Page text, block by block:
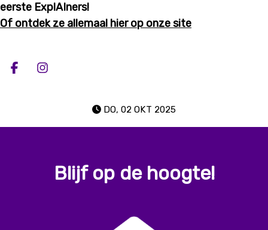
eerste ExplAIners!
Of ontdek ze allemaal hier op onze site
Deel op facebook
Deel op Instagram
DO, 02 OKT 2025
Blijf op de hoogte!